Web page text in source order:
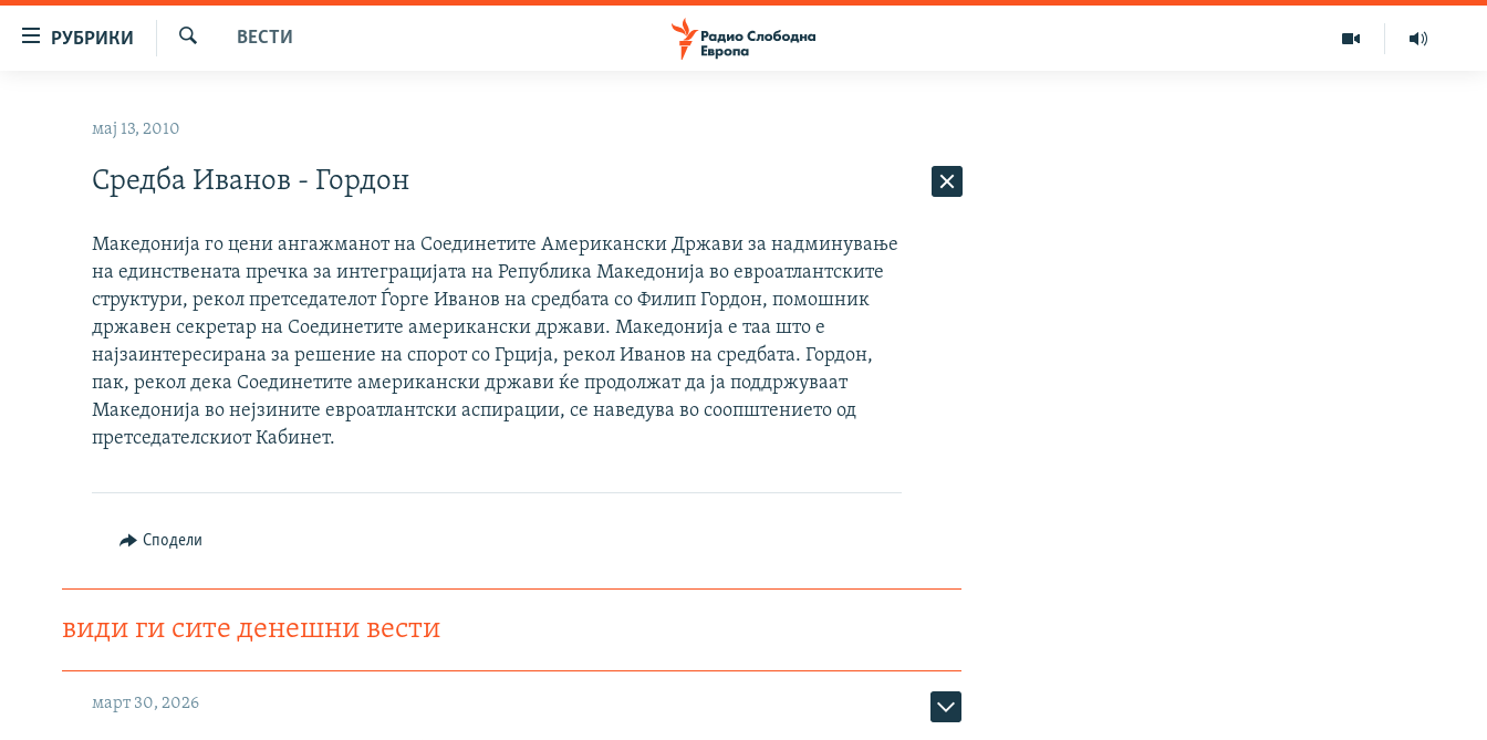
навигација
пребарување
РУБРИКИ
ВИЗУЕЛНО
ШТО ТРЕБА ДА ЗНАЕТЕ
ПРИЈАВИ СЕ ЗА ЊУЗЛЕТЕР
ПОДКАСТ ЗОШТО?
ВЕСТИ
мај 13, 2010
Средба Иванов - Гордон
Македонија го цени ангажманот на Соединетите Американски Држави за надминување
на единствената пречка за интеграцијата на Република Македонија во евроатлантските
структури, рекол претседателот Ѓорге Иванов на средбата со Филип Гордон, помошник
државен секретар на Соединетите американски држави. Македонија е таа што е
најзаинтересирана за решение на спорот со Грција, рекол Иванов на средбата. Гордон,
пак, рекол дека Соединетите американски држави ќе продолжат да ја поддржуваат
Македонија во нејзините евроатлантски аспирации, се наведува во соопштението од
претседателскиот Кабинет.
Сподели
види ги сите денешни вести
март 30, 2026